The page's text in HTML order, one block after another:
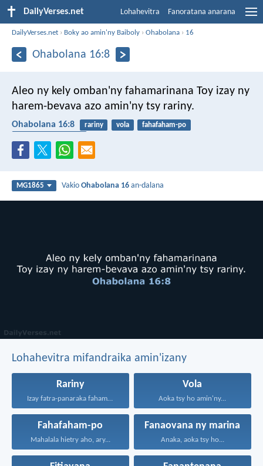
DailyVerses.net Lohahevitra Fanoratana anarana
DailyVerses.net › Boky ao amin'ny Baiboly ›Ohabolana › 16
Ohabolana 16:8
Aleo ny kely omban'ny fahamarinana Toy izay ny
harem-bevava azo amin'ny tsy rariny.
Ohabolana 16:8 rariny vola
fahafaham-po
MG1865 VakioOhabolana 16 an-dalana
Lohahevitra mifandraika amin'izany
Rariny
Izay fatra-panaraka fahamarinana sy...
Vola
Aoka tsy ho amin'ny...
Fahafaham-po
Mahalala hietry aho, ary...
Fanaovana ny marina
Anaka, aoka tsy ho...